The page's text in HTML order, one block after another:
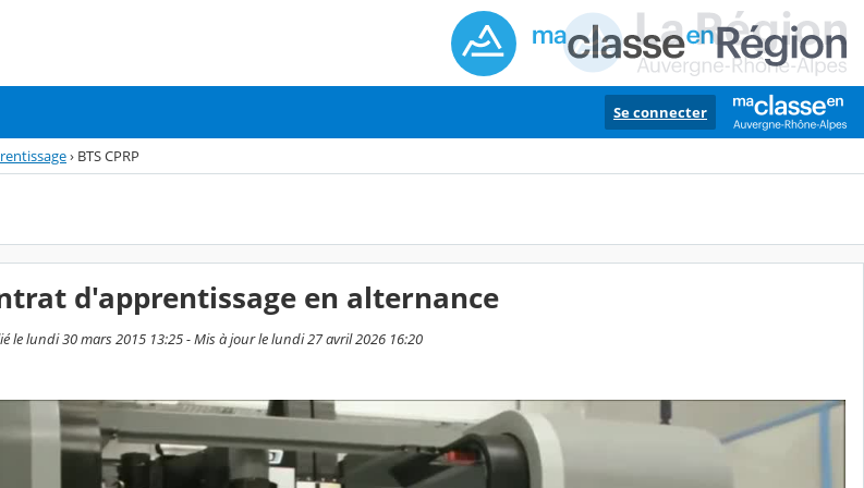
Se connecter
› BTS CPRP
d'apprentissage en alternance
le lundi 30 mars 2015 13:25 - Mis à jour le lundi 27 avril 2026 16:20